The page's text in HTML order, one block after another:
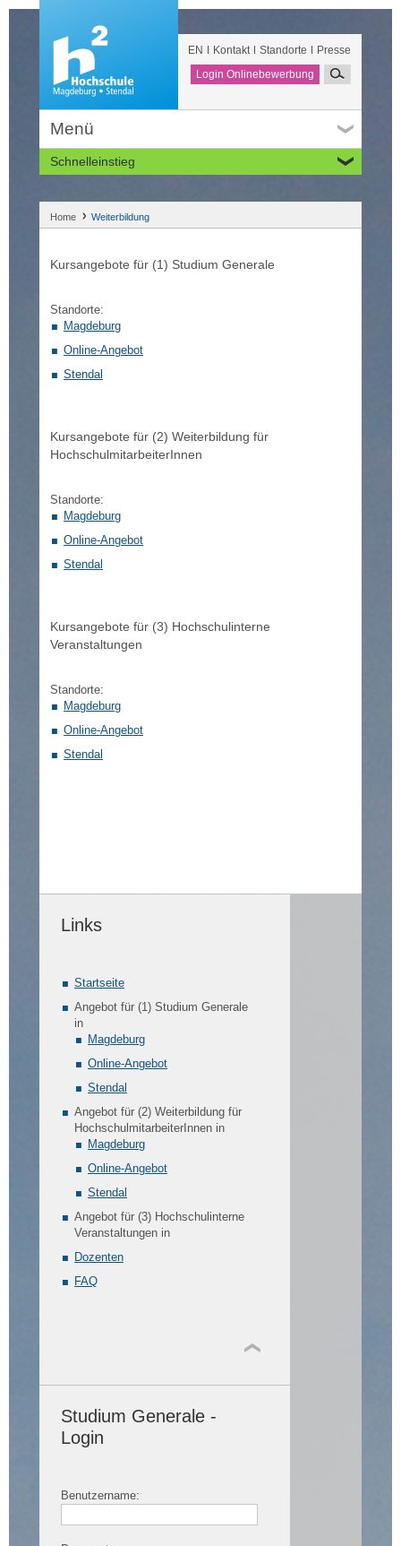
EN Kontakt Standorte
Presse
Login Onlinebewerbung
Menü
Schnelleinstieg
Alumni
Unternehmen und Institutionen
Studierende
International
Home Weiterbildung
Kursangebote für (1) Studium Generale
Standorte:
Magdeburg
Online-Angebot
Stendal
Kursangebote für (2) Weiterbildung für
HochschulmitarbeiterInnen
Standorte:
Magdeburg
Online-Angebot
Stendal
Kursangebote für (3) Hochschulinterne
Veranstaltungen
Standorte:
Magdeburg
Online-Angebot
Stendal
Links
Startseite
Angebot für (1) Studium Generale
in
Magdeburg
Online-Angebot
Stendal
Angebot für (2) Weiterbildung für
HochschulmitarbeiterInnen in
Magdeburg
Online-Angebot
Stendal
Angebot für (3) Hochschulinterne
Veranstaltungen in
Dozenten
FAQ
Studium Generale -
Login
Benutzername: